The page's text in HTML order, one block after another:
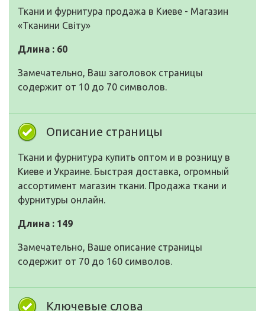
Ткани и фурнитура продажа в Киеве - Магазин
«Тканини Світу»
Длина : 60
Замечательно, Ваш заголовок страницы
содержит от 10 до 70 символов.
Описание страницы
Ткани и фурнитура купить оптом и в розницу в
Киеве и Украине. Быстрая доставка, огромный
ассортимент магазин ткани. Продажа ткани и
фурнитуры онлайн.
Длина : 149
Замечательно, Ваше описание страницы
содержит от 70 до 160 символов.
Ключевые слова